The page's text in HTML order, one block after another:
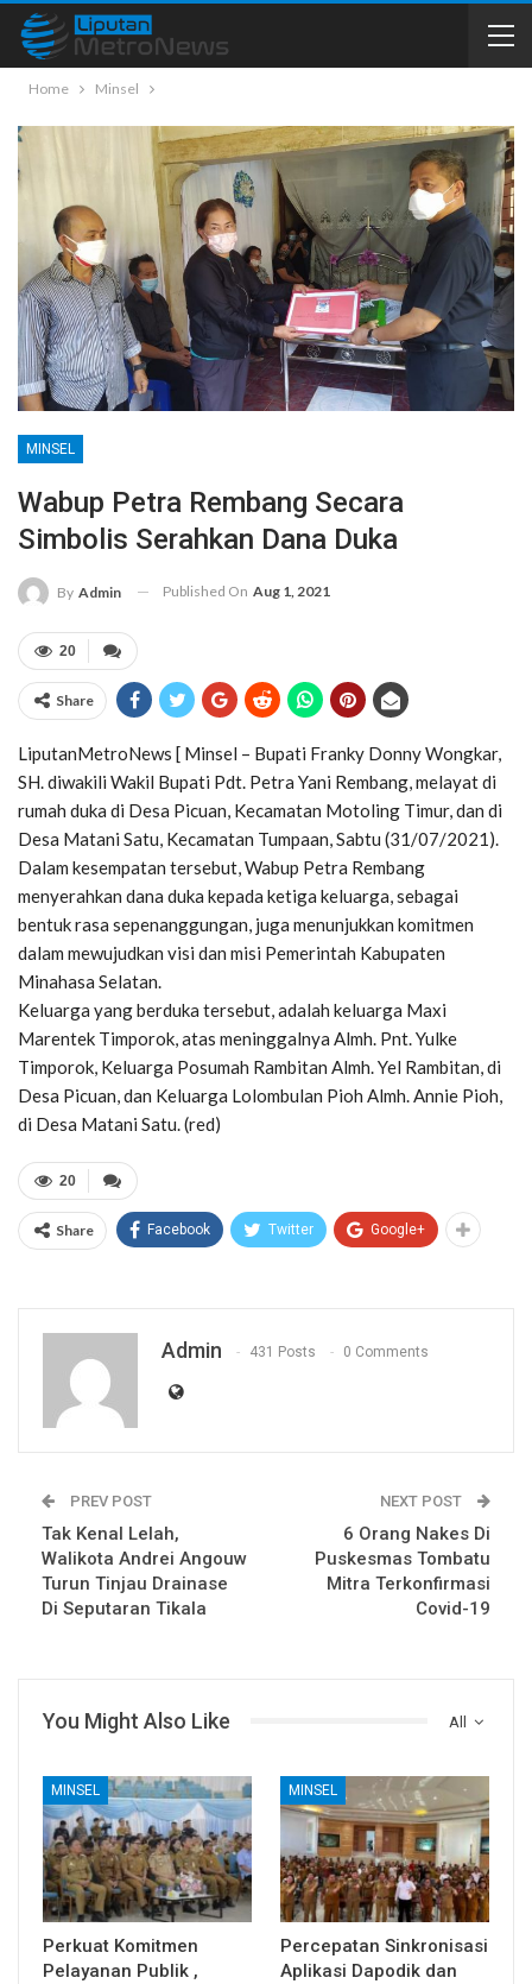
Home Minsel
MINSEL
Wabup Petra Rembang Secara
Simbolis Serahkan Dana Duka
By Admin Published On Aug 1, 2021
20
Share
LiputanMetroNews [ Minsel – Bupati Franky Donny Wongkar,
SH. diwakili Wakil Bupati Pdt. Petra Yani Rembang, melayat di
rumah duka di Desa Picuan, Kecamatan Motoling Timur, dan di
Desa Matani Satu, Kecamatan Tumpaan, Sabtu (31/07/2021).
Dalam kesempatan tersebut, Wabup Petra Rembang
menyerahkan dana duka kepada ketiga keluarga, sebagai
bentuk rasa sepenanggungan, juga menunjukkan komitmen
dalam mewujudkan visi dan misi Pemerintah Kabupaten
Minahasa Selatan.
Keluarga yang berduka tersebut, adalah keluarga Maxi
Marentek Timporok, atas meninggalnya Almh. Pnt. Yulke
Timporok, Keluarga Posumah Rambitan Almh. Yel Rambitan, di
Desa Picuan, dan Keluarga Lolombulan Pioh Almh. Annie Pioh,
di Desa Matani Satu. (red)
20
Share Facebook Twitter Google+
Admin 431 Posts 0 Comments
PREV POST
Tak Kenal Lelah,
Walikota Andrei Angouw
Turun Tinjau Drainase
Di Seputaran Tikala
NEXT POST
6 Orang Nakes Di
Puskesmas Tombatu
Mitra Terkonfirmasi
Covid-19
All
You Might Also Like
MINSEL
Perkuat Komitmen
Pelayanan Publik ,
MINSEL
Percepatan Sinkronisasi
Aplikasi Dapodik dan